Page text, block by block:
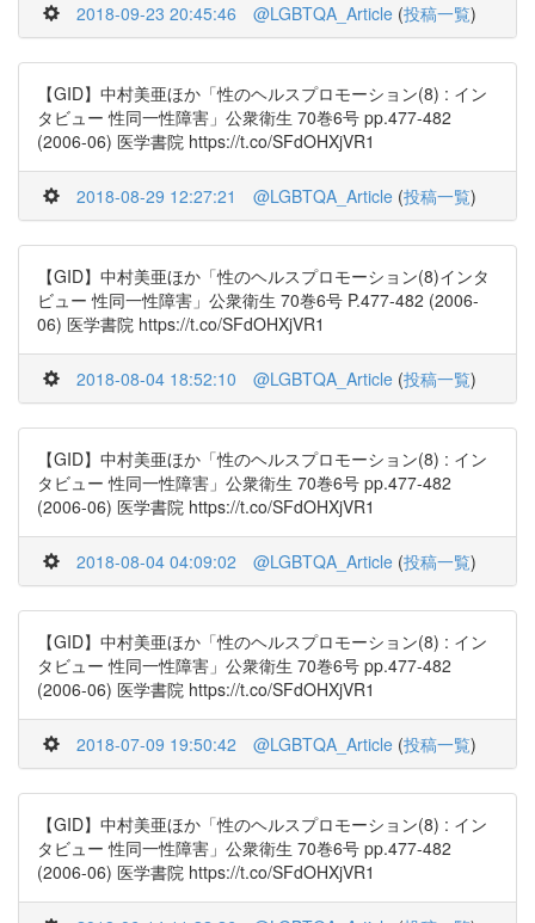
2018-09-23 20:45:46 @LGBTQA_Article (投稿一覧)
【GID】中村美亜ほか「性のヘルスプロモーション(8) : イン
タビュー 性同一性障害」公衆衛生 70巻6号 pp.477-482
(2006-06) 医学書院 https://t.co/SFdOHXjVR1
2018-08-29 12:27:21 @LGBTQA_Article (投稿一覧)
【GID】中村美亜ほか「性のヘルスプロモーション(8)インタ
ビュー 性同一性障害」公衆衛生 70巻6号 P.477-482 (2006-
06) 医学書院 https://t.co/SFdOHXjVR1
2018-08-04 18:52:10 @LGBTQA_Article (投稿一覧)
【GID】中村美亜ほか「性のヘルスプロモーション(8) : イン
タビュー 性同一性障害」公衆衛生 70巻6号 pp.477-482
(2006-06) 医学書院 https://t.co/SFdOHXjVR1
2018-08-04 04:09:02 @LGBTQA_Article (投稿一覧)
【GID】中村美亜ほか「性のヘルスプロモーション(8) : イン
タビュー 性同一性障害」公衆衛生 70巻6号 pp.477-482
(2006-06) 医学書院 https://t.co/SFdOHXjVR1
2018-07-09 19:50:42 @LGBTQA_Article (投稿一覧)
【GID】中村美亜ほか「性のヘルスプロモーション(8) : イン
タビュー 性同一性障害」公衆衛生 70巻6号 pp.477-482
(2006-06) 医学書院 https://t.co/SFdOHXjVR1